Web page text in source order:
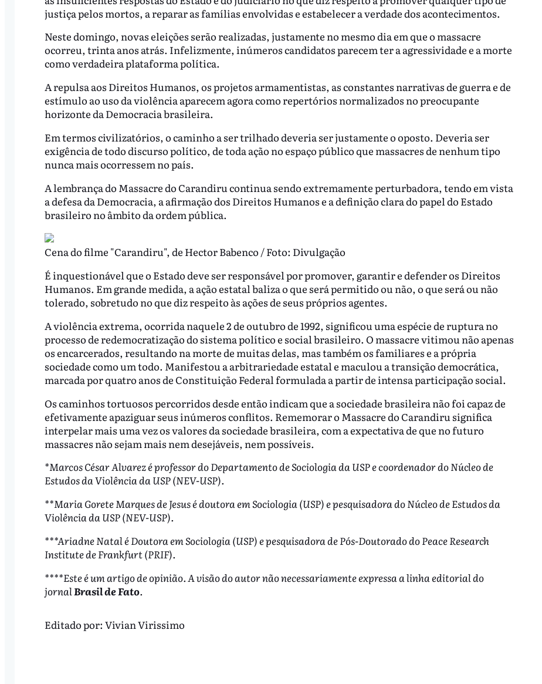
justiça pelos mortos, a reparar as famílias envolvidas e estabelecer a verdade dos acontecimentos.
Neste domingo, novas eleições serão realizadas, justamente no mesmo dia em que o massacre
ocorreu, trinta anos atrás. Infelizmente, inúmeros candidatos parecem ter a agressividade e a morte
como verdadeira plataforma política.
A repulsa aos Direitos Humanos, os projetos armamentistas, as constantes narrativas de guerra e de
estímulo ao uso da violência aparecem agora como repertórios normalizados no preocupante
horizonte da Democracia brasileira.
Em termos civilizatórios, o caminho a ser trilhado deveria ser justamente o oposto. Deveria ser
exigência de todo discurso político, de toda ação no espaço público que massacres de nenhum tipo
nunca mais ocorressem no país.
A lembrança do Massacre do Carandiru continua sendo extremamente perturbadora, tendo em vista
a defesa da Democracia, a afirmação dos Direitos Humanos e a definição clara do papel do Estado
brasileiro no âmbito da ordem pública.
Cena do filme "Carandiru", de Hector Babenco / Foto: Divulgação
É inquestionável que o Estado deve ser responsável por promover, garantir e defender os Direitos
Humanos. Em grande medida, a ação estatal baliza o que será permitido ou não, o que será ou não
tolerado, sobretudo no que diz respeito às ações de seus próprios agentes.
A violência extrema, ocorrida naquele 2 de outubro de 1992, significou uma espécie de ruptura no
processo de redemocratização do sistema político e social brasileiro. O massacre vitimou não apenas
os encarcerados, resultando na morte de muitas delas, mas também os familiares e a própria
sociedade como um todo. Manifestou a arbitrariedade estatal e maculou a transição democrática,
marcada por quatro anos de Constituição Federal formulada a partir de intensa participação social.
Os caminhos tortuosos percorridos desde então indicam que a sociedade brasileira não foi capaz de
efetivamente apaziguar seus inúmeros conflitos. Rememorar o Massacre do Carandiru significa
interpelar mais uma vez os valores da sociedade brasileira, com a expectativa de que no futuro
massacres não sejam mais nem desejáveis, nem possíveis.
*Marcos César Alvarez é professor do Departamento de Sociologia da USP e coordenador do Núcleo de
Estudos da Violência da USP (NEV-USP).
**Maria Gorete Marques de Jesus é doutora em Sociologia (USP) e pesquisadora do Núcleo de Estudos da
Violência da USP (NEV-USP).
***Ariadne Natal é Doutora em Sociologia (USP) e pesquisadora de Pós-Doutorado do Peace Research
Institute de Frankfurt (PRIF).
****Este é um artigo de opinião. A visão do autor não necessariamente expressa a linha editorial do
jornalBrasil de Fato.
Editado por: Vivian Virissimo